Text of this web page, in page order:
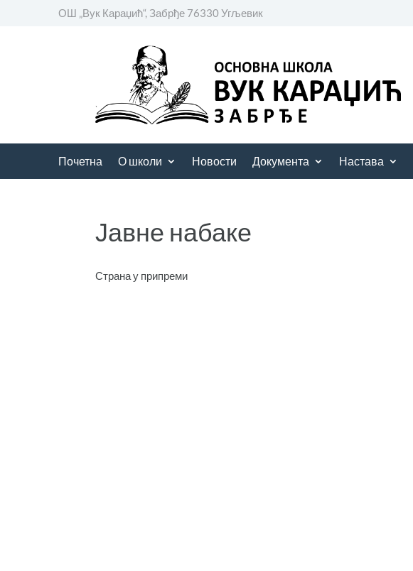
ОШ „Вук Караџић“, Забрђе 76330 Угљевик
Почетна О школи Новости Документа Настава
Јавне набаке
Страна у припреми